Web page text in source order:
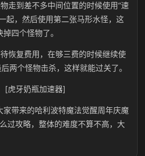
走到差不多中间位置的时候使用“速
起，然后使用第二张马形水怪，这
四个怪物了。
恢复费用，在够三费的时候继续使
两个怪物击杀，这样就能过关了。
[虎牙奶瓶加速器]
家带来的哈利波特魔法觉醒周年庆魔
过攻略，整体的难度不算不高，大